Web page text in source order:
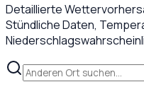
Detaillierte
Stündliche Daten,